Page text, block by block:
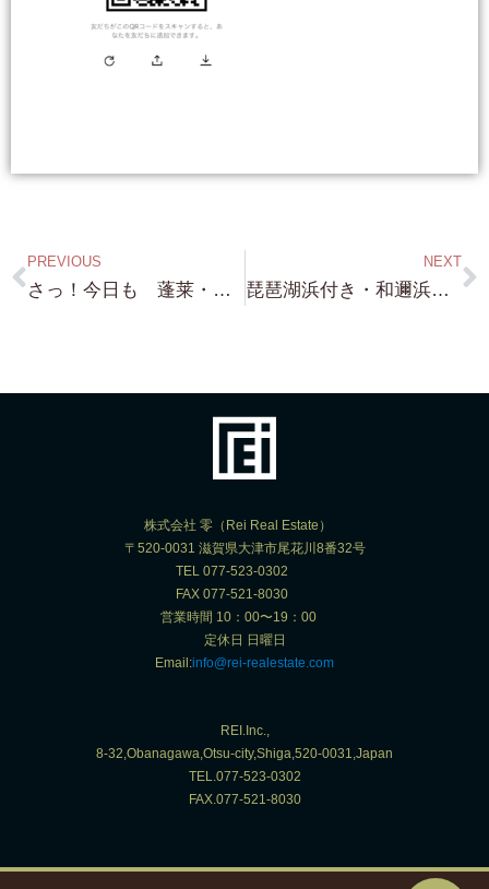
PREVIOUS
さっ！今日も 蓬莱・琵琶湖浜付き 近江舞子・琵琶湖浜付き・青柳・琵琶湖浜付き 案内予約頂きました！ 蓬莱も本日契約です！
NEXT
琵琶湖浜付き・和邇浜・蓬莱・北比良・近江舞子・北小松と 物件色々ございます！ご予算に合わせて 色々 ご紹介できますよ！
株式会社 零（Rei Real Estate）
〒520-0031 滋賀県大津市尾花川8番32号
TEL 077-523-0302
FAX 077-521-8030
営業時間 10：00〜19：00
定休日 日曜日
Email:info@rei-realestate.com
REI.Inc.,
8-32,Obanagawa,Otsu-city,Shiga,520-0031,Japan
TEL.077-523-0302
FAX.077-521-8030